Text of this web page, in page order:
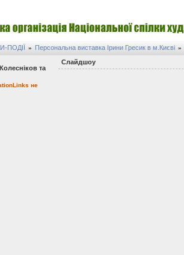
ПОДІЇ » Персональна виставка Ірини Гресик в м.Києві »
та
не
Слайдшоу